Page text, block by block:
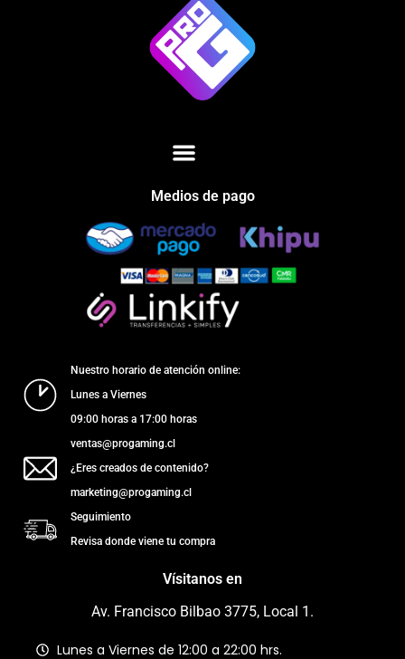
Medios de pago
Nuestro horario de atención online:
Lunes a Viernes
09:00 horas a 17:00 horas
ventas@progaming.cl
¿Eres creados de contenido?
marketing@progaming.cl
Seguimiento
Revisa donde viene tu compra
Vísitanos en
Av. Francisco Bilbao 3775, Local 1.
Lunes a Viernes de 12:00 a 22:00 hrs.